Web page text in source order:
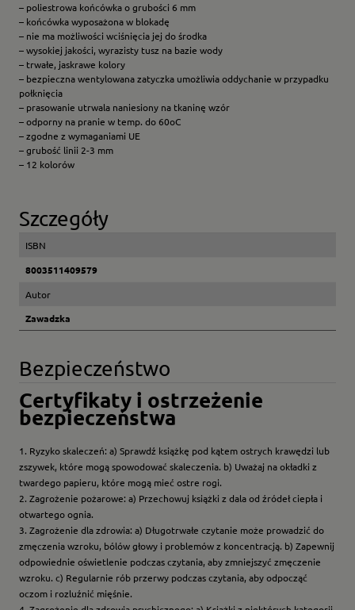
– poliestrowa końcówka o grubości 6 mm
– końcówka wyposażona w blokadę
– nie ma możliwości wciśnięcia jej do środka
– wysokiej jakości, wyrazisty tusz na bazie wody
– trwałe, jaskrawe kolory
– bezpieczna wentylowana zatyczka umożliwia oddychanie w przypadku
połknięcia
– prasowanie utrwala naniesiony na tkaninę wzór
– odporny na pranie w temp. do 60oC
– zgodne z wymaganiami UE
– grubość linii 2-3 mm
– 12 kolorów
Szczegóły
ISBN
8003511409579
Autor
Zawadzka
Bezpieczeństwo
Certyfikaty i ostrzeżenie
bezpieczeństwa
1. Ryzyko skaleczeń: a) Sprawdź książkę pod kątem ostrych krawędzi lub
zszywek, które mogą spowodować skaleczenia. b) Uważaj na okładki z
twardego papieru, które mogą mieć ostre rogi.
2. Zagrożenie pożarowe: a) Przechowuj książki z dala od źródeł ciepła i
otwartego ognia.
3. Zagrożenie dla zdrowia: a) Długotrwałe czytanie może prowadzić do
zmęczenia wzroku, bólów głowy i problemów z koncentracją. b) Zapewnij
odpowiednie oświetlenie podczas czytania, aby zmniejszyć zmęczenie
wzroku. c) Regularnie rób przerwy podczas czytania, aby odpocząć
oczom i rozluźnić mięśnie.